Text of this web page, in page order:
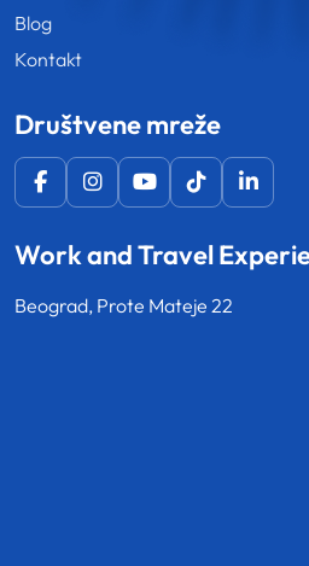
Blog
Kontakt
Društvene mreže
Work and Travel
Beograd, Prote Mateje 22